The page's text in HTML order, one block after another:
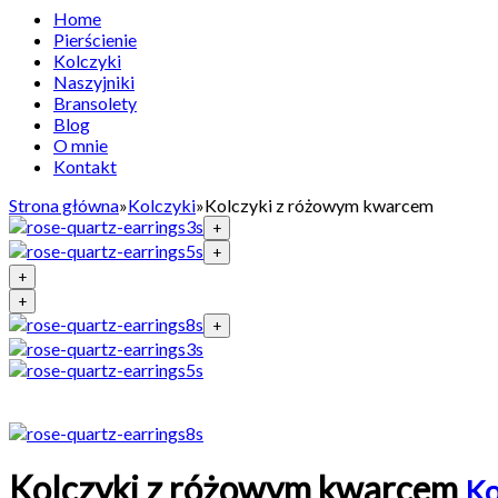
Home
Pierścienie
Kolczyki
Naszyjniki
Bransolety
Blog
O mnie
Kontakt
Strona główna»Kolczyki»Kolczyki z różowym kwarcem
+
+
+
+
+
Kolczyki z różowym kwarcem